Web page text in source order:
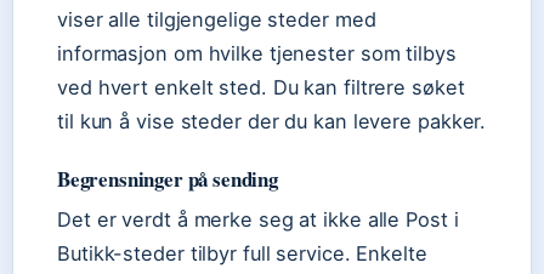
viser alle tilgjengelige steder med
informasjon om hvilke tjenester som tilbys
ved hvert enkelt sted. Du kan filtrere søket
til kun å vise steder der du kan levere pakker.
Begrensninger på sending
Det er verdt å merke seg at ikke alle Post i
Butikk-steder tilbyr full service. Enkelte